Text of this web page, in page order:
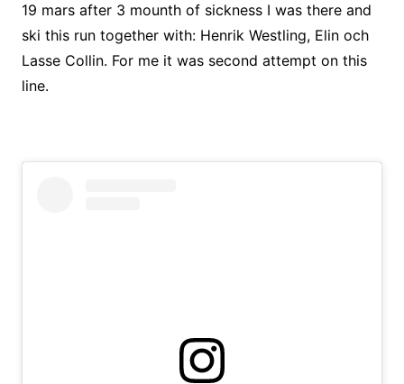
19 mars after 3 mounth of sickness I was there and
ski this run together with: Henrik Westling, Elin och
Lasse Collin. For me it was second attempt on this
line.